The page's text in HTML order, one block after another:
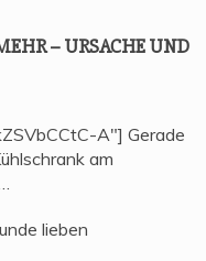
– URSA­CHE UND
A"] Gerade
am